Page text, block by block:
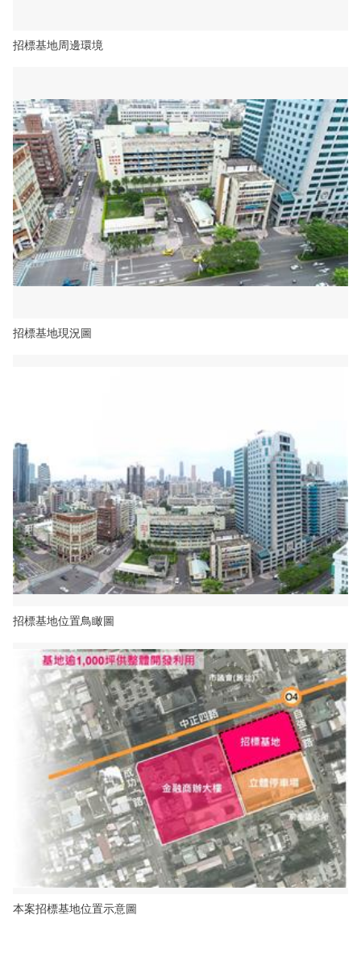
招標基地周邊環境
招標基地現況圖
招標基地位置鳥瞰圖
本案招標基地位置示意圖